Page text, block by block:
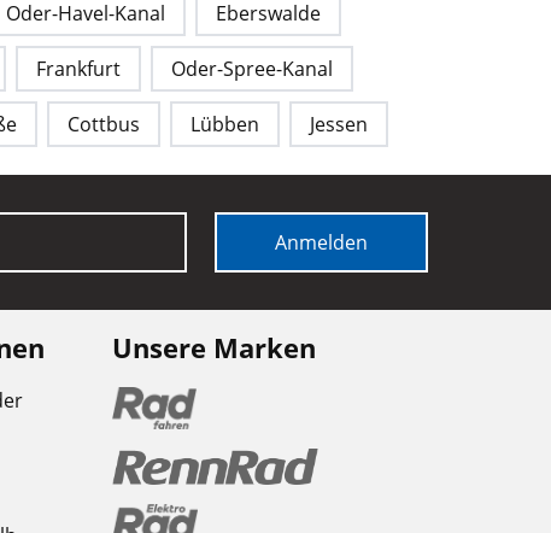
Oder-Havel-Kanal Eberswalde
Frankfurt Oder-Spree-Kanal
Cottbus Lübben Jessen
Anmelden
Unsere Marken